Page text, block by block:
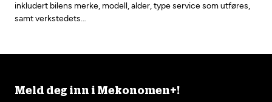
inkludert bilens merke, modell, alder, type service som utføres,
samt verkstedets…
Meld deg inn i Mekonomen+!